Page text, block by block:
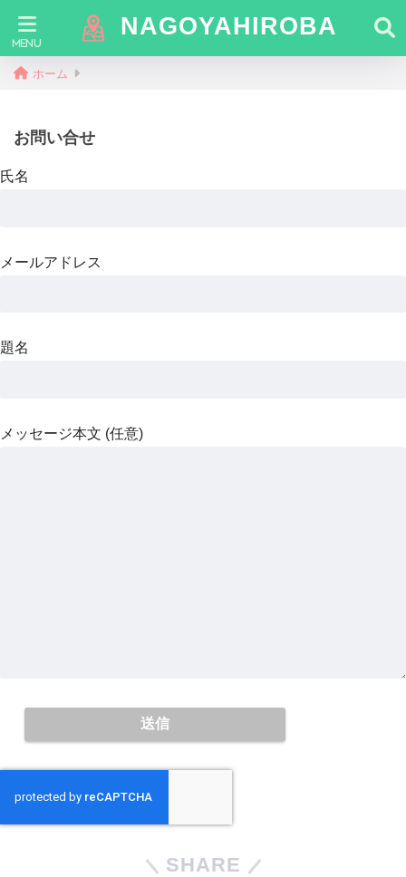
NAGOYAHIROBA
ホーム
お問い合せ
氏名
メールアドレス
題名
メッセージ本文 (任意)
SHARE